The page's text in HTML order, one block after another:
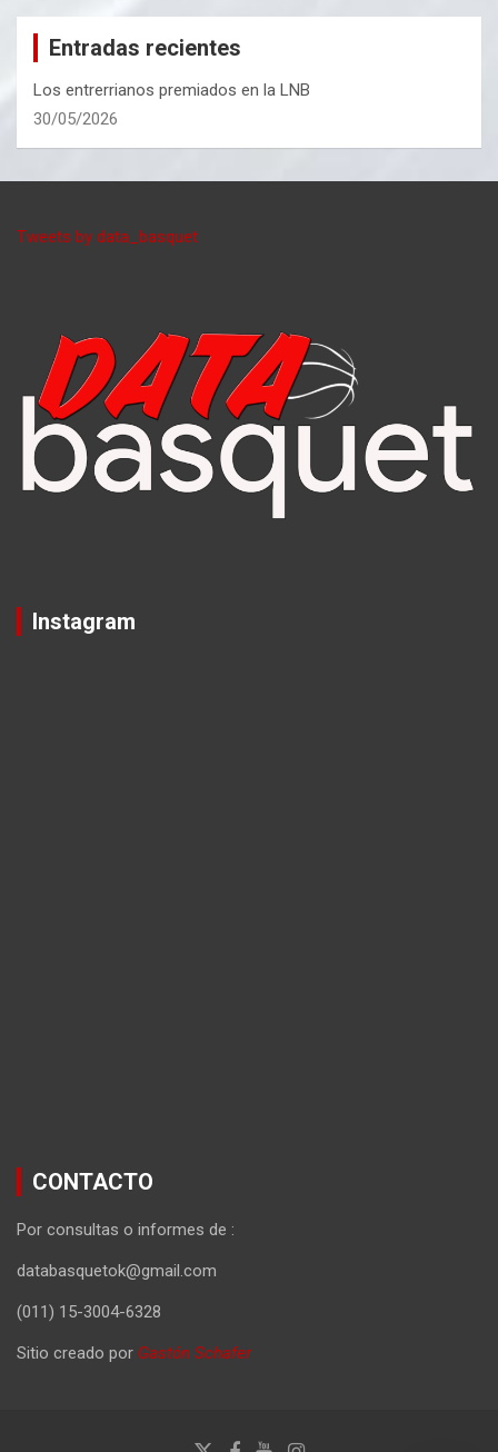
Entradas recientes
Los entrerrianos premiados en la LNB
30/05/2026
Tweets by data_basquet
Instagram
CONTACTO
Por consultas o informes de :
databasquetok@gmail.com
(011) 15-3004-6328
Sitio creado por Gastón Schafer